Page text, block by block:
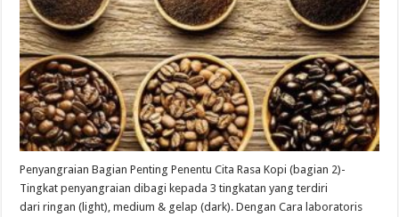
Penyangraian Bagian Penting Penentu Cita Rasa Kopi (bagian 2)-
Tingkat penyangraian dibagi kepada 3 tingkatan yang terdiri
dari ringan (light), medium & gelap (dark). Dengan Cara laboratoris